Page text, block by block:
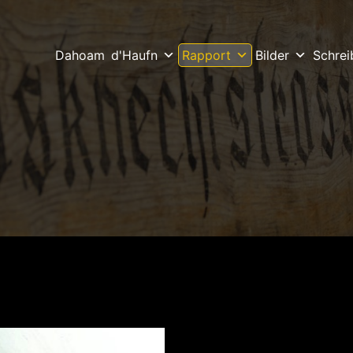
Dahoam d'Haufn Rapport Bilder